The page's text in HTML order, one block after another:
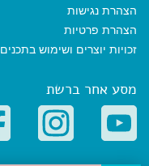
הצהרת נגישות
הצהרת פרטיות
זכויות יוצרים ושימוש בתכנים
מסע אחר ברשת